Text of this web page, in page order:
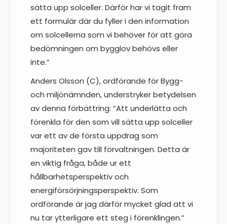
sätta upp solceller. Därför har vi tagit fram
ett formulär där du fyller i den information
om solcellerna som vi behöver för att göra
bedömningen om bygglov behövs eller
inte.”
Anders Olsson (C), ordförande för Bygg-
och miljönämnden, understryker betydelsen
av denna förbättring: ”Att underlätta och
förenkla för den som vill sätta upp solceller
var ett av de första uppdrag som
majoriteten gav till förvaltningen. Detta är
en viktig fråga, både ur ett
hållbarhetsperspektiv och
energiförsörjningsperspektiv. Som
ordförande är jag därför mycket glad att vi
nu tar ytterligare ett steg i förenklingen.”